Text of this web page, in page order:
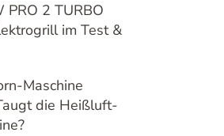
PRO 2 TURBO
im Test &
Maschine
die Heißluft-